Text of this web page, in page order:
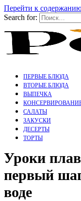
Перейти к
Search for:
ПЕРВЫЕ БЛЮДА
ВТОРЫЕ БЛЮДА
ВЫПЕЧКА
САЛАТЫ
ЗАКУСКИ
ДЕСЕРТЫ
ТОРТЫ
Уроки
первый
воде